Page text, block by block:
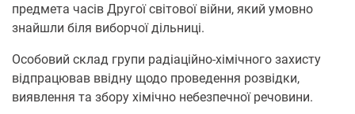
предмета часів Другої світової війни, який умовно
знайшли біля виборчої дільниці.
Особовий склад групи радіаційно-хімічного захисту
відпрацював ввідну щодо проведення розвідки,
виявлення та збору хімічно небезпечної речовини.